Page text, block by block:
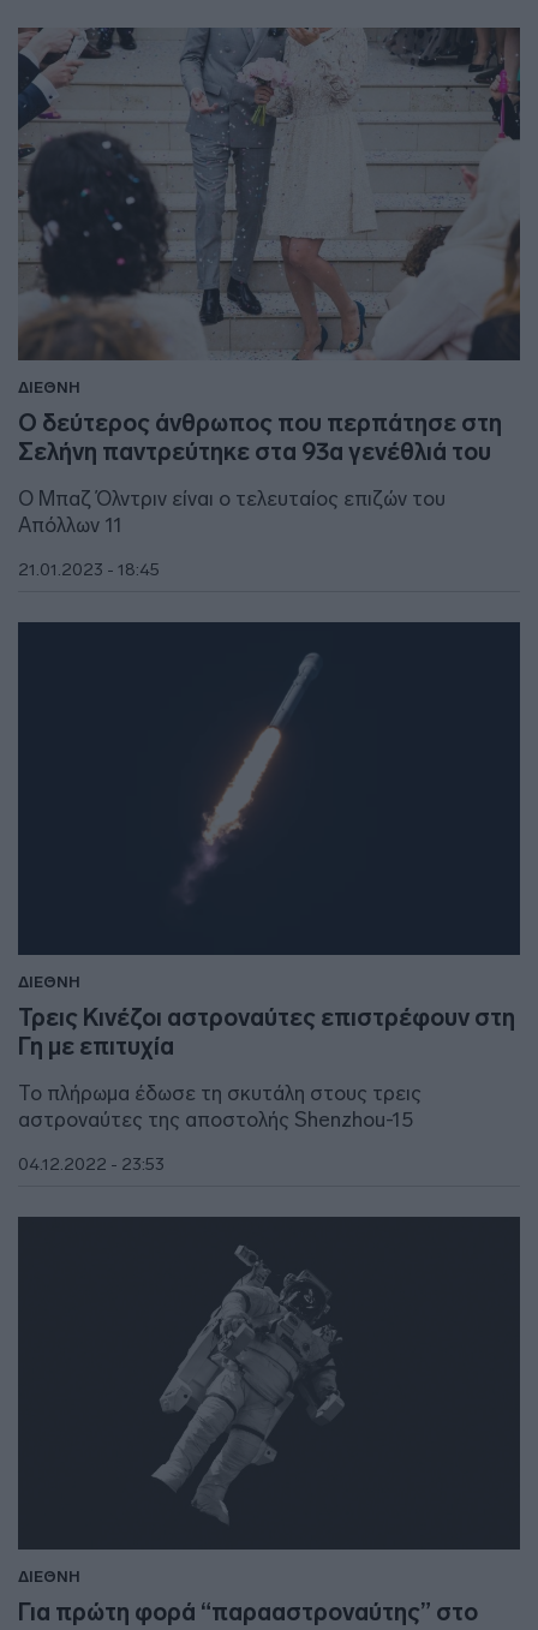
ΔΙΕΘΝΗ
Ο δεύτερος άνθρωπος που περπάτησε στη
Σελήνη παντρεύτηκε στα 93α γενέθλιά του
Ο Μπαζ Όλντριν είναι ο τελευταίος επιζών του
Απόλλων 11
21.01.2023 - 18:45
ΔΙΕΘΝΗ
Τρεις Κινέζοι αστροναύτες επιστρέφουν στη
Γη με επιτυχία
Το πλήρωμα έδωσε τη σκυτάλη στους τρεις
αστροναύτες της αποστολής Shenzhou-15
04.12.2022 - 23:53
ΔΙΕΘΝΗ
Για πρώτη φορά “παρααστροναύτης” στο